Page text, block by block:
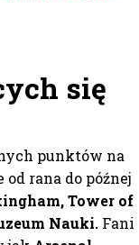
się
punktów na
rana do późnej
Tower of
Nauki. Fani